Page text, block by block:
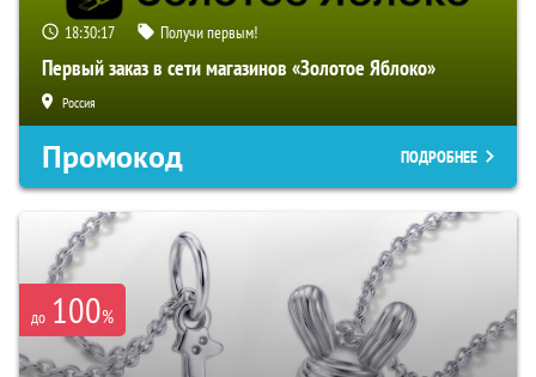
18:30:16 Получи первым!
Первый заказ в сети магазинов «Золотое Яблоко»
Россия
Промокод ПОДРОБНЕЕ
до 100%